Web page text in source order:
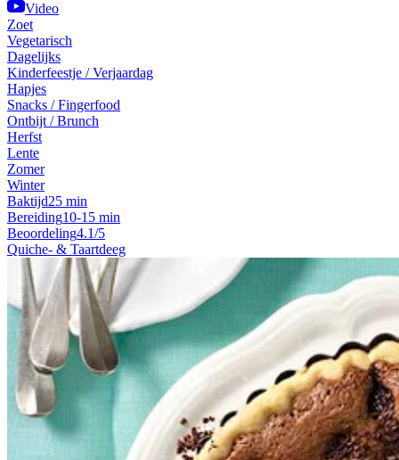
Video
Zoet
Vegetarisch
Dagelijks
Kinderfeestje / Verjaardag
Hapjes
Snacks / Fingerfood
Ontbijt / Brunch
Herfst
Lente
Zomer
Winter
Baktijd25 min
Bereiding10-15 min
Beoordeling4.1/5
Quiche- & Taartdeeg